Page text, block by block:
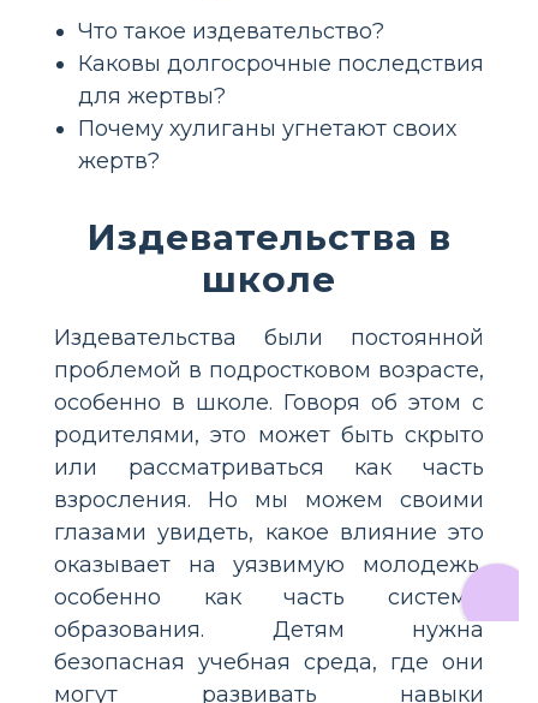
Что такое издевательство?
Каковы долгосрочные последствия
для жертвы?
Почему хулиганы угнетают своих
жертв?
Издевательства в
школе
Издевательства были постоянной
проблемой в подростковом возрасте,
особенно в школе. Говоря об этом с
родителями, это может быть скрыто
или рассматриваться как часть
взросления. Но мы можем своими
глазами увидеть, какое влияние это
оказывает на уязвимую молодежь,
особенно как часть системы
образования. Детям нужна
безопасная учебная среда, где они
могут развивать навыки